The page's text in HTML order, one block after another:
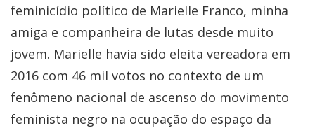
feminicídio político de Marielle Franco, minha
amiga e companheira de lutas desde muito
jovem. Marielle havia sido eleita vereadora em
2016 com 46 mil votos no contexto de um
fenômeno nacional de ascenso do movimento
feminista negro na ocupação do espaço da